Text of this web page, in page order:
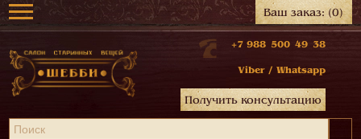
Ваш заказ:(0)
+7 988 500 49 38
Viber / Whatsapp
Получить консультацию